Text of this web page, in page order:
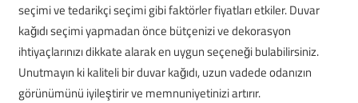
seçimi ve tedarikçi seçimi gibi faktörler fiyatları etkiler. Duvar
kağıdı seçimi yapmadan önce bütçenizi ve dekorasyon
ihtiyaçlarınızı dikkate alarak en uygun seçeneği bulabilirsiniz.
Unutmayın ki kaliteli bir duvar kağıdı, uzun vadede odanızın
görünümünü iyileştirir ve memnuniyetinizi artırır.